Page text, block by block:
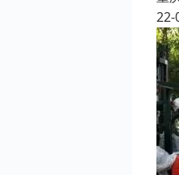
22-